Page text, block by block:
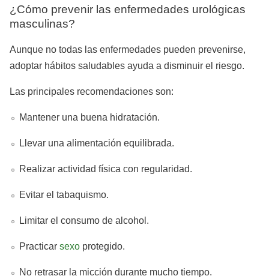
¿Cómo prevenir las enfermedades urológicas
masculinas?
Aunque no todas las enfermedades pueden prevenirse,
adoptar hábitos saludables ayuda a disminuir el riesgo.
Las principales recomendaciones son:
Mantener una buena hidratación.
Llevar una alimentación equilibrada.
Realizar actividad física con regularidad.
Evitar el tabaquismo.
Limitar el consumo de alcohol.
Practicar sexo protegido.
No retrasar la micción durante mucho tiempo.